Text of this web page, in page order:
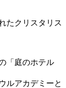
たクリスタリス
「庭のホテル
ルアカデミーと